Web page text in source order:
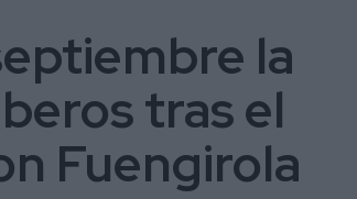
la
tras el
Fuengirola